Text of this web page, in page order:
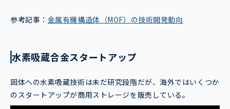
参考記事： 金属有機構造体（MOF）の技術開発動向
水素吸蔵合金スタートアップ
固体への水素吸蔵技術は未だ研究段階だが、海外ではいくつか
のスタートアップが商用ストレージを販売している。